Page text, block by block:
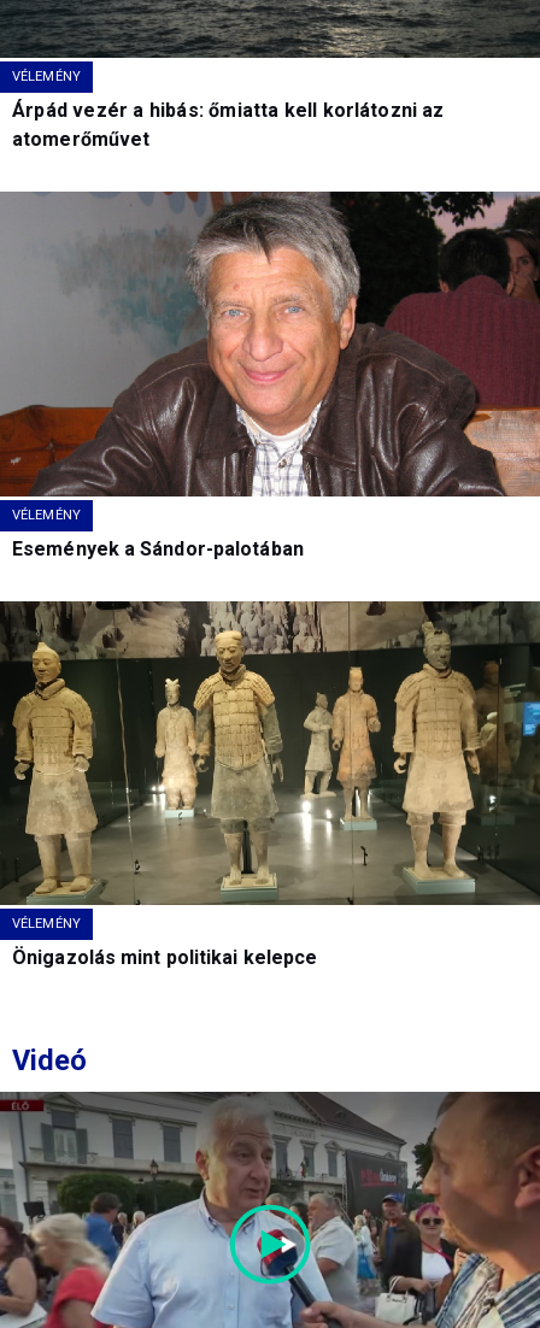
VÉLEMÉNY
Árpád vezér a hibás: őmiatta kell korlátozni az
atomerőművet
VÉLEMÉNY
Események a Sándor-palotában
VÉLEMÉNY
Önigazolás mint politikai kelepce
Videó